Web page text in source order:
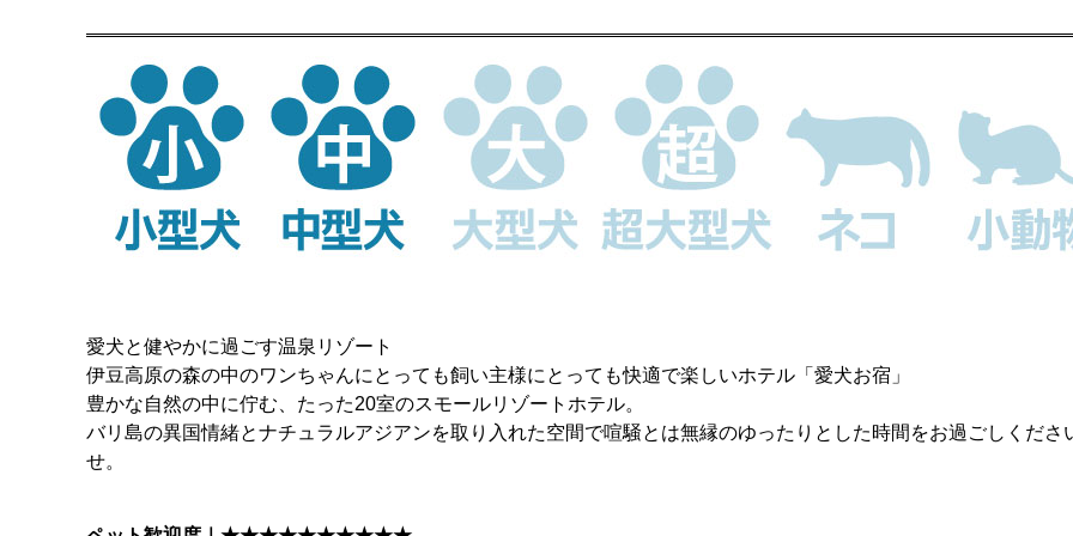
愛犬と健やかに過ごす温泉リゾート
伊豆高原の森の中のワンちゃんにとっても飼い主様にとっても快適で楽しいホテル「愛犬お宿」
豊かな自然の中に佇む、たった20室のスモールリゾートホテル。
バリ島の異国情緒とナチュラルアジアンを取り入れた空間で喧騒とは無縁のゆったりとした時間をお過ごしくださ
せ。